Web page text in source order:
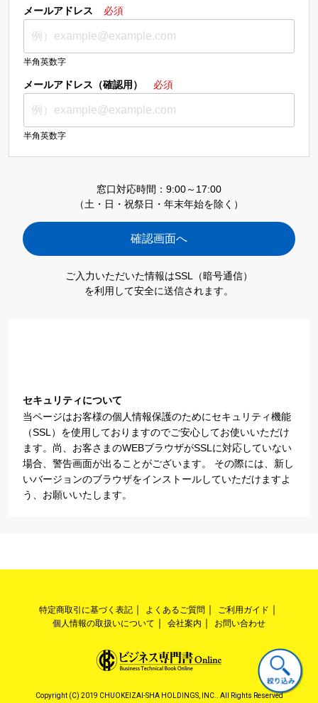
メールアドレス 必須
半角英数字
メールアドレス（確認用） 必須
半角英数字
窓口対応時間：9:00～17:00
（土・日・祝祭日・年末年始を除く）
ご入力いただいた情報はSSL（暗号通信）
を利用して安全に送信されます。
セキュリティについて
当ページはお客様の個人情報保護のためにセキュリティ機能
（SSL）を使用しておりますのでご安心してお使いいただけ
ます。尚、お客さまのWEBブラウザがSSLに対応していない
場合、警告画面が出ることがございます。 その際には、新し
いバージョンのブラウザをインストールしていただけますよ
う、お願いいたします。
特定商取引に基づく表記 よくあるご質問
ご利用ガイド
個人情報の取扱いについて
会社案内 お問い合わせ
Copyright (C) 2019 CHUOKEIZAI-SHA HOLDINGS, INC.. All Rights Reserved